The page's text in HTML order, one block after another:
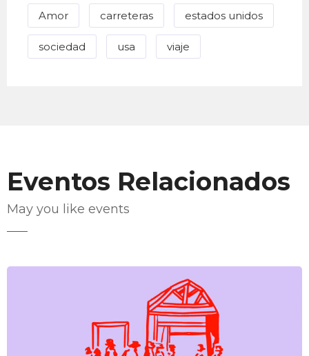
Amor carreteras estados unidos
sociedad usa viaje
Eventos Relacionados
May you like events